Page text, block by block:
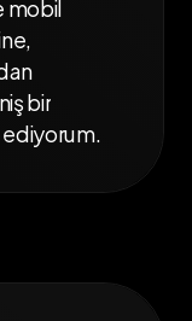
mobil
bir
ediyorum.